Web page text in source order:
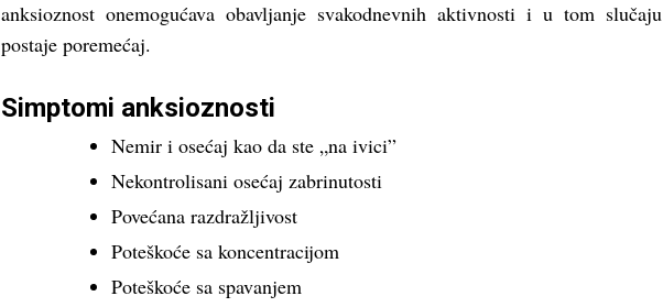
anksioznost onemogućava obavljanje svakodnevnih aktivnosti i u tom slučaju
postaje poremećaj.
Simptomi anksioznosti
Nemir i osećaj kao da ste „na ivici”
Nekontrolisani osećaj zabrinutosti
Povećana razdražljivost
Poteškoće sa koncentracijom
Poteškoće sa spavanjem